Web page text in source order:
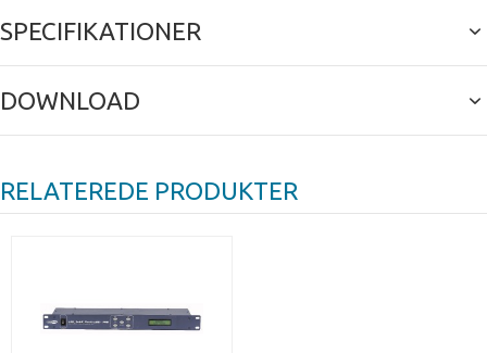
SPECIFIKATIONER
DOWNLOAD
RELATEREDE PRODUKTER